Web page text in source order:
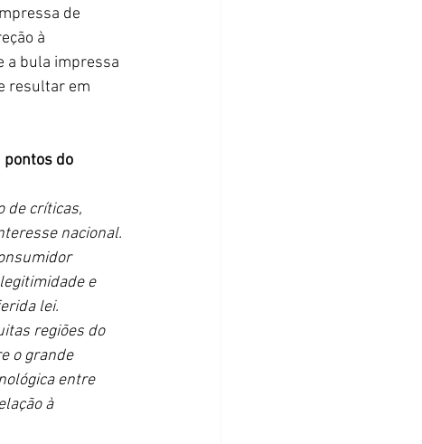
de
à
a bula impressa
resultar em
pontos do
de críticas,
nacional.
e
lei.
regiões do
o grande
entre
à